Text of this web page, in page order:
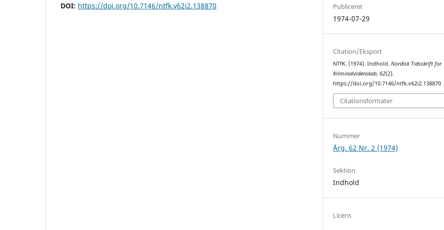
DOI: https://doi.org/10.7146/ntfk.v62i2.138870 Publiceret
1974-07-29
Citation/Eksport
NTfK. (1974). Indhold.Nordisk Tidsskrift for
Kriminalvidenskab,62(2).
https://doi.org/10.7146/ntfk.v62i2.138870
Citationsformater
Nummer
Årg. 62 Nr. 2 (1974)
Sektion
Indhold
Licens